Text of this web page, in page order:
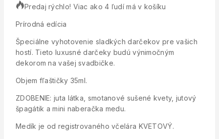
Predaj rýchlo! Viac ako 4 ľudí má v košíku
Prírodná edícia
Špeciálne vyhotovenie sladkých darčekov pre vašich
hostí. Tieto luxusné darčeky budú výnimočným
dekorom na vašej svadbičke.
Objem fľaštičky 35ml.
ZDOBENIE: juta látka, smotanové sušené kvety, jutový
špagátik a mini naberačka medu.
Medík je od registrovaného včelára KVETOVÝ.